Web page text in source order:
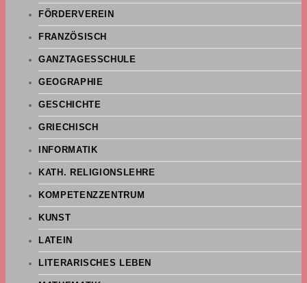
FÖRDERVEREIN
FRANZÖSISCH
GANZTAGESSCHULE
GEOGRAPHIE
GESCHICHTE
GRIECHISCH
INFORMATIK
KATH. RELIGIONSLEHRE
KOMPETENZZENTRUM
KUNST
LATEIN
LITERARISCHES LEBEN